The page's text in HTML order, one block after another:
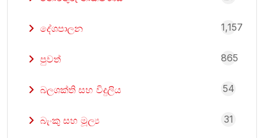
දේශපාලන 1,157
පුවත් 865
බලශක්ති සහ විදුලිය 54
බැංකු සහ මූල්‍ය 31